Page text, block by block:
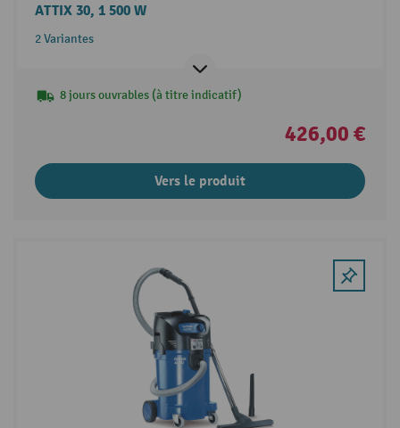
ATTIX 30, 1 500 W
2 Variantes
8 jours ouvrables (à titre indicatif)
426,00 €
Vers le produit